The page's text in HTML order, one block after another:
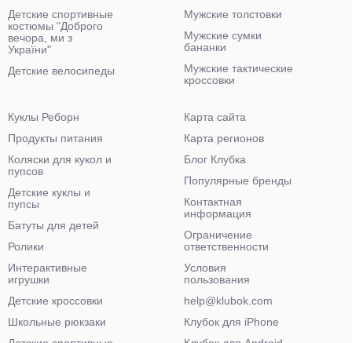
Детские спортивные
костюмы "Доброго
вечора, ми з
України"
Детские велосипеды
Мужские толстовки
Мужские сумки
бананки
Мужские тактические
кроссовки
Куклы Реборн
Продукты питания
Коляски для кукол и
пупсов
Детские куклы и
пупсы
Батуты для детей
Ролики
Интерактивные
игрушки
Детские кроссовки
Школьные рюкзаки
Карта сайта
Карта регионов
Блог Клубка
Популярные бренды
Контактная
информация
Ограничение
ответственности
Условия
пользования
help@klubok.com
Клубок для iPhone